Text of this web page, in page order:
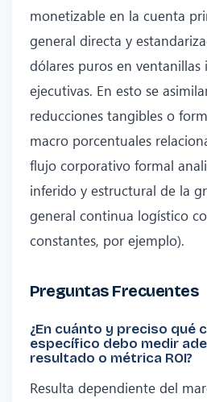
monetizable en la cuenta
general directa y
dólares puros en ventanillas
ejecutivas. En esto se
reducciones tangibles o
macro porcentuales
flujo corporativo formal
inferido y estructural de la
general continua logístico
constantes, por ejemplo).
Preguntas Frecuentes
¿En cuánto y preciso qué
específico debo medir
resultado o métrica ROI?
Resulta dependiente del